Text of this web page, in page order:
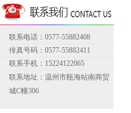
联系电话：0577-55882408
传真号码：0577-55882411
联系手机：15224122065
联系地址：温州市瓯海站南商贸
城C幢306